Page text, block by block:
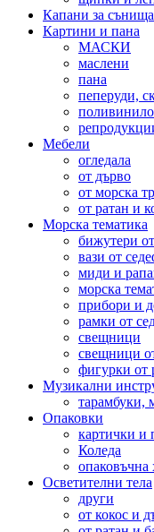
Капани за сънища
Картини и пана
МАСКИ
маслени
пана
пеперуди,
Мебели
огледала
от дърво
от морска
от ратан и
Морска тематика
бижутери
вази от
миди и
морска
прибори и
рамки от
свещници
свещници
фигурки от
Музикални
тарамбуки,
Опаковки
картички и
Коледа
опаковъчна
Осветителни тела
други
от кокос и